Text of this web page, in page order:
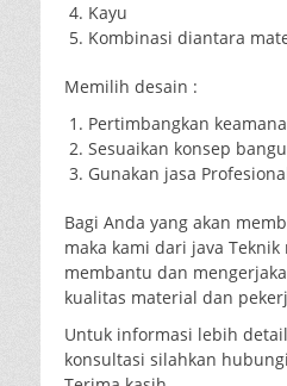
Kayu
Kombinasi diantara
Memilih desain :
Pertimbangkan
Sesuaikan konsep
Gunakan jasa
Bagi Anda yang akan
maka kami dari java
membantu dan
kualitas material dan
Untuk informasi lebih
konsultasi silahkan